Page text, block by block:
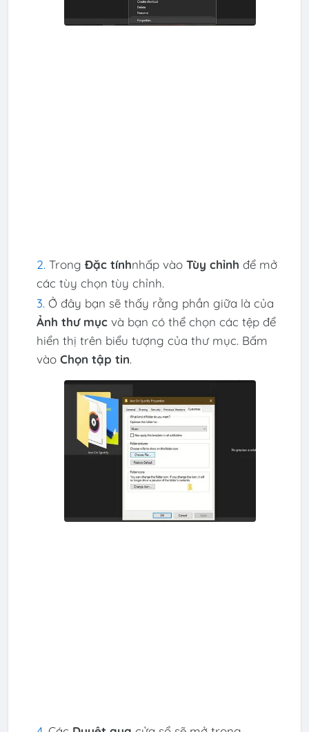
Trong Đặc tínhnhấp vào Tùy chỉnh để mở
các tùy chọn tùy chỉnh.
Ở đây bạn sẽ thấy rằng phần giữa là của
Ảnh thư mụcvà bạn có thể chọn các tệp để
hiển thị trên biểu tượng của thư mục. Bấm
vào Chọn tập tin.